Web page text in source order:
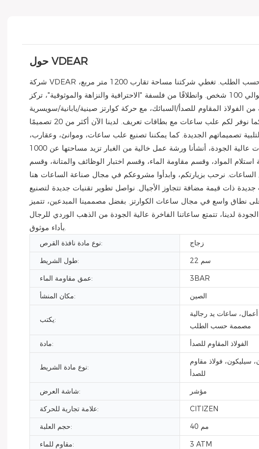
حول VDEAR
شركة VDEAR للساعات المحدودة، شركة رائدة في تصنيع الساعات في شنتشن، تتمتع بخبرة تزيد عن 14 عامًا في تصنيع الساعات حسب الطلب. تغطي شركتنا مساحة تقارب 1200 متر مربع،
ولدينا فريق متخصص يضم حوالي 100 شخص. وانطلاقًا من فلسفة "الاحترافية والنزاهة والموثوقية"، تركز VDEAR على تقديم سلسلة من الخدمات الاستثنائية المتعلقة بالساعات، وتحقيق قيمة
المقاوم للصدأ/السبائك، مع حركة كوارتز صينية/يابانية/سويسرية
وحركة ميكانيكية، وأحزمة من الفولاذ المقاوم للصدأ، وأحزمة من النايلون، وأحزمة شبكية، وأحزمة من الجلد الطبيعي؛ كما نوفر لكم علب ساعات مع بطاقات تعريف. لدينا الآن أكثر من 20 تصميمًا
لتلبية تصميماتهم الجديدة. كما يمكننا تصنيع علب ساعات، وموانئ، وعقارب،
وعلامات، وأحزمة من مطاط السيليكون، وأحزمة من الفولاذ المقاوم للصدأ، وأحزمة جلدية. لتحقيق متطلبات صناعة الساعات عالية الجودة، أنشأنا ورشة عمل خالية من الغبار تزيد مساحتها عن 1000
المواد، وقسم مقاومة الماء، وقسم اختبار الوظائف والمتانة، وقسم
جديدة ذات قيمة مضافة تتجاوز الأجيال. نواصل تطوير تقنيات جديدة لتصنيع
نطاق واسع في مجال ساعات الكوارتز. بفضل مصممينا المبدعين، تتميز
لدينا، تتمتع ساعاتنا الفاخرة عالية الجودة من الذهب الوردي للرجال
بأداء موثوق.
نوع مادة نافذة القرص: زجاج
طول الشريط:
22 سم
عمق مقاومة الماء:
3BAR
مكان المنشأ:
الصين
يكتب:
ساعات يد رجالية
مصممة حسب الطلب
مادة:
الفولاذ المقاوم للصدأ
نوع مادة الشريط:
سيليكون، فولاذ مقاوم
للصدأ
شاشة العرض: مؤشر
علامة تجارية للحركة:
CITIZEN
حجم العلبة:
40 مم
مقاوم للماء:
3 ATM